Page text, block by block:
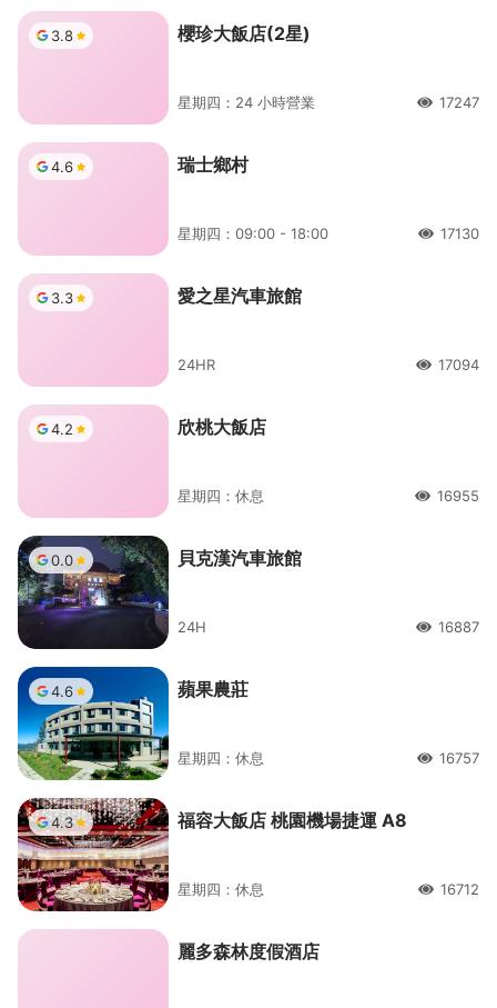
3.8 櫻珍大飯店(2星)
星期四：24 小時營業 人氣17247
4.6 瑞士鄉村
星期四：09:00 - 18:00 人氣17130
3.3 愛之星汽車旅館
24HR 人氣17094
4.2 欣桃大飯店
星期四：休息 人氣16955
0.0 貝克漢汽車旅館
24H 人氣16887
4.6 蘋果農莊
星期四：休息 人氣16757
4.3 福容大飯店 桃園機場捷運 A8
星期四：休息 人氣16712
麗多森林度假酒店